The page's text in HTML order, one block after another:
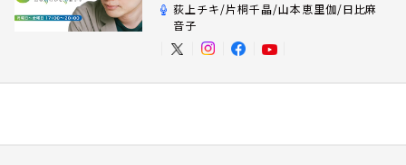
荻上チキ/片桐千晶/山本恵里伽/日比麻
音子